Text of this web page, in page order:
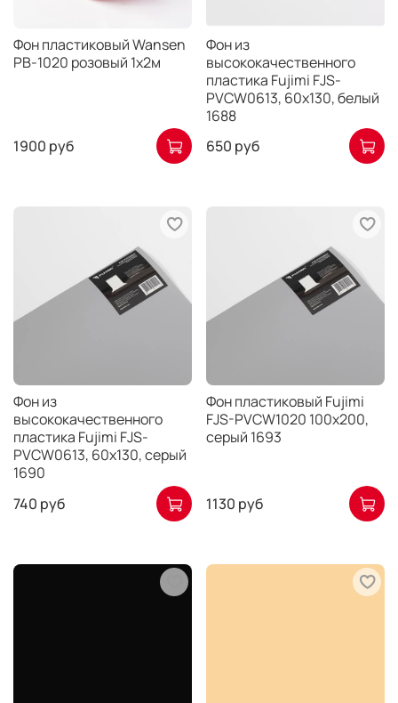
Фон пластиковый Wansen
PB-1020 розовый 1х2м
1900 руб
Фон из
высококачественного
пластика Fujimi FJS-
PVCW0613, 60х130, белый
1688
650 руб
Фон из
высококачественного
пластика Fujimi FJS-
PVCW0613, 60х130, серый
1690
740 руб
Фон пластиковый Fujimi
FJS-PVCW1020 100х200,
серый 1693
1130 руб